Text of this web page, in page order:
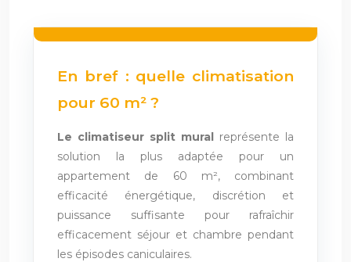
En bref : quelle climatisation
pour 60 m² ?
Le climatiseur split mural représente la
solution la plus adaptée pour un
appartement de 60 m², combinant
efficacité énergétique, discrétion et
puissance suffisante pour rafraîchir
efficacement séjour et chambre pendant
les épisodes caniculaires.